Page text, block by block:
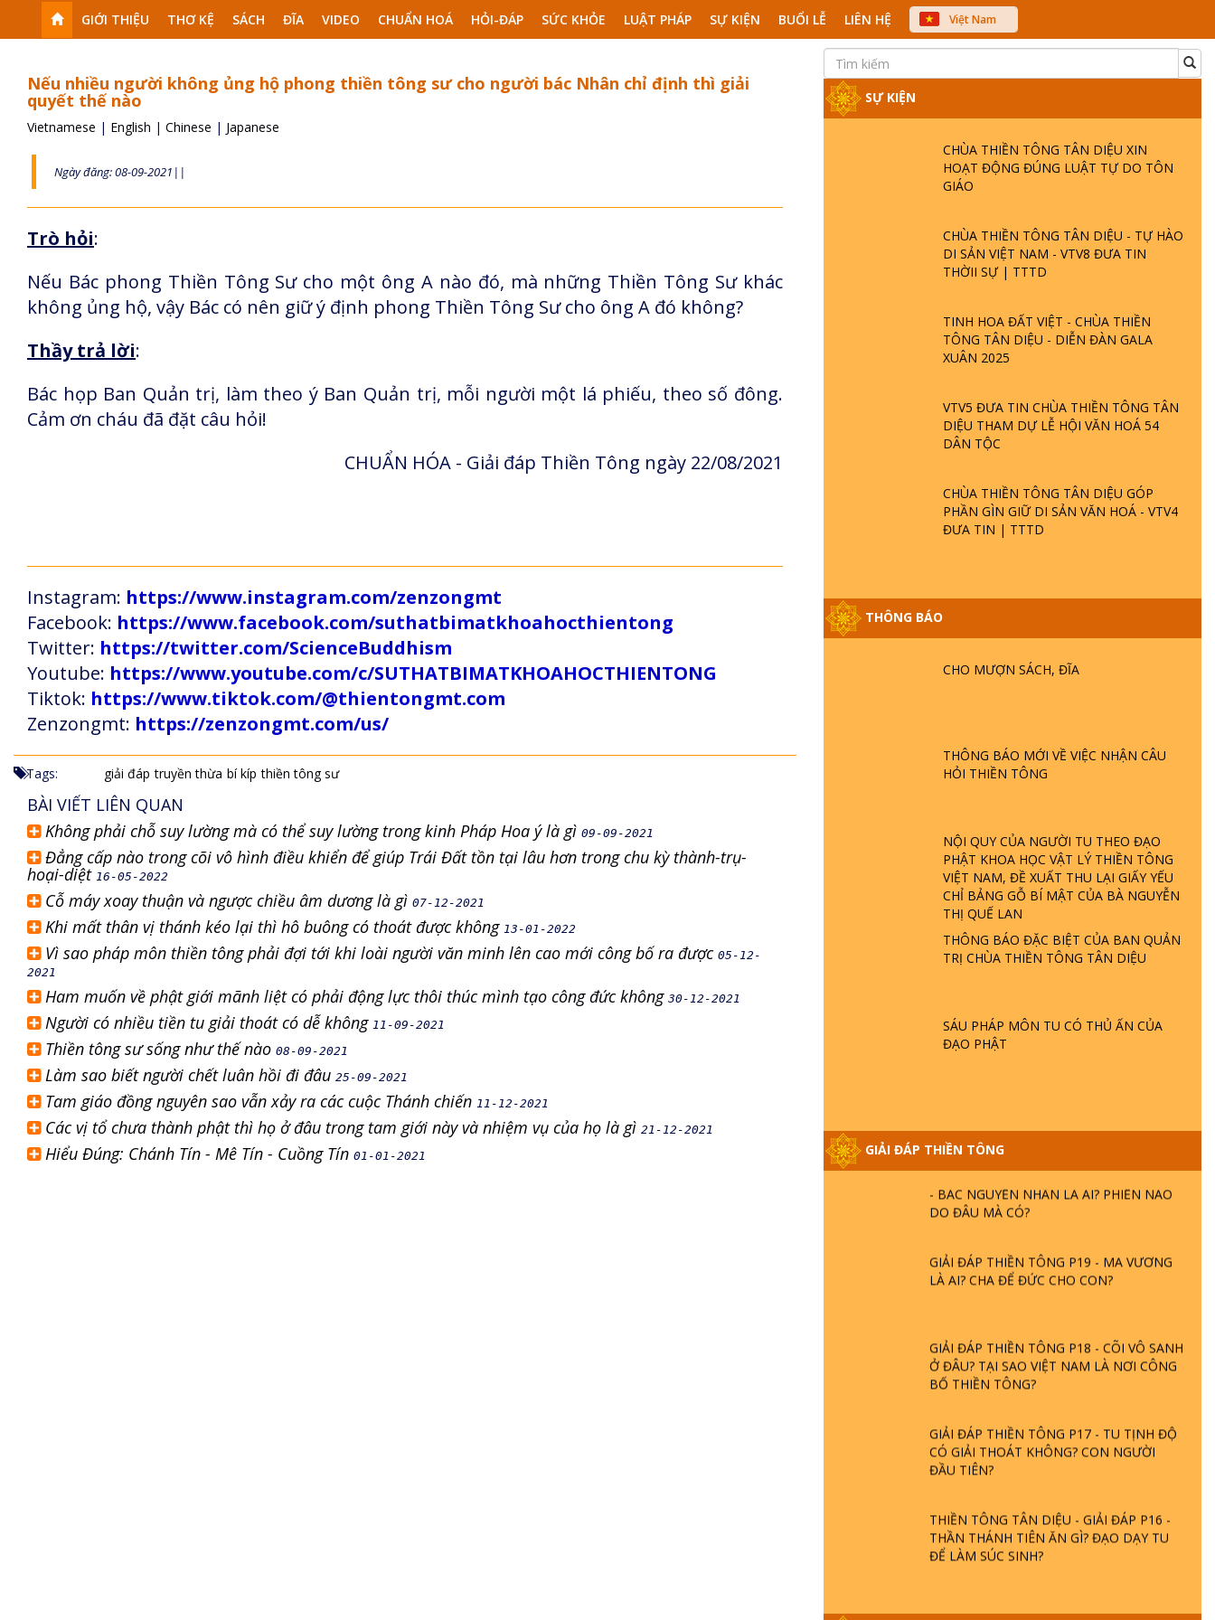
GIỚI THIỆU THƠ KỆ SÁCH ĐĨA VIDEO CHUẨN HOÁ HỎI-ĐÁP SỨC KHỎE LUẬT PHÁP SỰ KIỆN BUỔI LỄ LIÊN HỆ
Việt Nam
中文
Nếu nhiều người không ủng hộ phong thiền tông sư cho người bác Nhân chỉ định thì giải
quyết thế nào
Vietnamese | English | Chinese | Japanese
Ngày đăng: 08-09-2021||
Trò hỏi:
Nếu Bác phong Thiền Tông Sư cho một ông A nào đó, mà những Thiền Tông Sư khác
không ủng hộ, vậy Bác có nên giữ ý định phong Thiền Tông Sư cho ông A đó không?
Thầy trả lời:
Bác họp Ban Quản trị, làm theo ý Ban Quản trị, mỗi người một lá phiếu, theo số đông.
Cảm ơn cháu đã đặt câu hỏi!
CHUẨN HÓA - Giải đáp Thiền Tông ngày 22/08/2021
Instagram: https://www.instagram.com/zenzongmt
Facebook: https://www.facebook.com/suthatbimatkhoahocthientong
Twitter: https://twitter.com/ScienceBuddhism
Youtube: https://www.youtube.com/c/SUTHATBIMATKHOAHOCTHIENTONG
Tiktok: https://www.tiktok.com/@thientongmt.com
Zenzongmt: https://zenzongmt.com/us/
Tags: giải đáp truyền thừa bí kíp thiền tông sư
BÀI VIẾT LIÊN QUAN
Không phải chỗ suy lường mà có thể suy lường trong kinh Pháp Hoa ý là gì 09-09-2021
Đẳng cấp nào trong cõi vô hình điều khiển để giúp Trái Đất tồn tại lâu hơn trong chu kỳ thành-trụ-
hoại-diệt 16-05-2022
Cỗ máy xoay thuận và ngược chiều âm dương là gì 07-12-2021
Khi mất thân vị thánh kéo lại thì hô buông có thoát được không 13-01-2022
Vì sao pháp môn thiền tông phải đợi tới khi loài người văn minh lên cao mới công bố ra được 05-12-
2021
Ham muốn về phật giới mãnh liệt có phải động lực thôi thúc mình tạo công đức không 30-12-2021
Người có nhiều tiền tu giải thoát có dễ không 11-09-2021
Thiền tông sư sống như thế nào 08-09-2021
Làm sao biết người chết luân hồi đi đâu 25-09-2021
Tam giáo đồng nguyên sao vẫn xảy ra các cuộc Thánh chiến 11-12-2021
Các vị tổ chưa thành phật thì họ ở đâu trong tam giới này và nhiệm vụ của họ là gì 21-12-2021
Hiểu Đúng: Chánh Tín - Mê Tín - Cuồng Tín 01-01-2021
SỰ KIỆN
CHÙA THIỀN TÔNG TÂN DIỆU XIN
HOẠT ĐỘNG ĐÚNG LUẬT TỰ DO TÔN
GIÁO
CHÙA THIỀN TÔNG TÂN DIỆU - TỰ HÀO
DI SẢN VIỆT NAM - VTV8 ĐƯA TIN
THỜII SỰ | TTTD
TINH HOA ĐẤT VIỆT - CHÙA THIỀN
TÔNG TÂN DIỆU - DIỄN ĐÀN GALA
XUÂN 2025
VTV5 ĐƯA TIN CHÙA THIỀN TÔNG TÂN
DIỆU THAM DỰ LỄ HỘI VĂN HOÁ 54
DÂN TỘC
CHÙA THIỀN TÔNG TÂN DIỆU GÓP
PHẦN GÌN GIỮ DI SẢN VĂN HOÁ - VTV4
ĐƯA TIN | TTTD
THÔNG BÁO
CHO MƯỢN SÁCH, ĐĨA
THÔNG BÁO MỚI VỀ VIỆC NHẬN CÂU
HỎI THIỀN TÔNG
NỘI QUY CỦA NGƯỜI TU THEO ĐẠO
PHẬT KHOA HỌC VẬT LÝ THIỀN TÔNG
VIỆT NAM, ĐỀ XUẤT THU LẠI GIẤY YẾU
CHỈ BẢNG GỖ BÍ MẬT CỦA BÀ NGUYỄN
THỊ QUẾ LAN
THÔNG BÁO ĐẶC BIỆT CỦA BAN QUẢN
TRỊ CHÙA THIỀN TÔNG TÂN DIỆU
SÁU PHÁP MÔN TU CÓ THỦ ẤN CỦA
ĐẠO PHẬT
GIẢI ĐÁP THIỀN TÔNG
PHẬT KHÔNG NÓI? HỘI LONG HOA LÀ
ĐƯỢC HÌNH THÀNH NHƯ THẾ NÀO?
PHẬT GIỚI CÓ THỜI GIAN KHÔNG? |
ĐÂU? ĐỊA NGỤC Ở ĐÂU? ĐỨC CHÚA TRỜI
LÀ AI? QUỶ SA TĂNG? | TTTD
GIẢI ĐÁP THIỀN TÔNG ĐẶC BIỆT P22 - TẠI
- HỎA HOẠN | TTTD
HOA SEN ? | TTTD
GIẢI ĐÁP THIỀN TÔNG ĐẶC BIỆT PHẦN 20
- BÁC NGUYỄN NHÂN LÀ AI? PHIỀN NÃO
DO ĐÂU MÀ CÓ?
GIẢI ĐÁP THIỀN TÔNG P19 - MA VƯƠNG
LÀ AI? CHA ĐỂ ĐỨC CHO CON?
GIẢI ĐÁP THIỀN TÔNG P18 - CÕI VÔ SANH
Ở ĐÂU? TẠI SAO VIỆT NAM LÀ NƠI CÔNG
BỐ THIỀN TÔNG?
GIẢI ĐÁP THIỀN TÔNG P17 - TU TỊNH ĐỘ
CÓ GIẢI THOÁT KHÔNG? CON NGƯỜI
ĐẦU TIÊN?
THIỀN TÔNG TÂN DIỆU - GIẢI ĐÁP P16 -
THẦN THÁNH TIÊN ĂN GÌ? ĐẠO DẠY TU
ĐỂ LÀM SÚC SINH?
LOÀI CÔ HỒN - GIÁO LÝ ĐẠO PHẬT KHI